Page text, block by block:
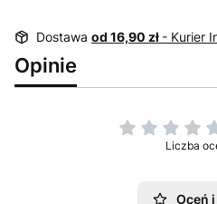
Dostawa od 16,90 zł - Kurier
Opinie
Liczba
Oceń